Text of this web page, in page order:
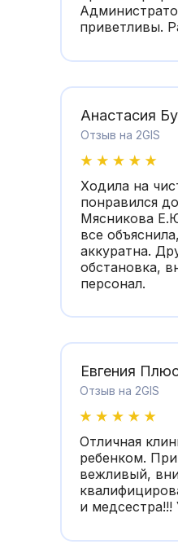
приветливы.
Отличная
ребенком.
вежливый,
и медсестра!!!
Ходила на
понравился
Мясникова
все
аккуратна.
обстановка,
персонал.
Евгения
​Анастасия
Отзыв на 2GIS
Отзыв на 2GIS